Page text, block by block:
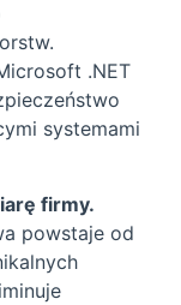
.NET
systemami
firmy.
powstaje od